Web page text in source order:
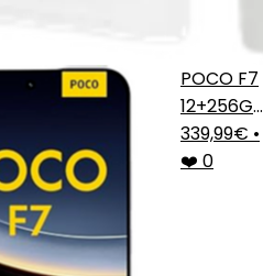
POCO F7
12+256GB
Plata
339,99€ •
❤️ 0